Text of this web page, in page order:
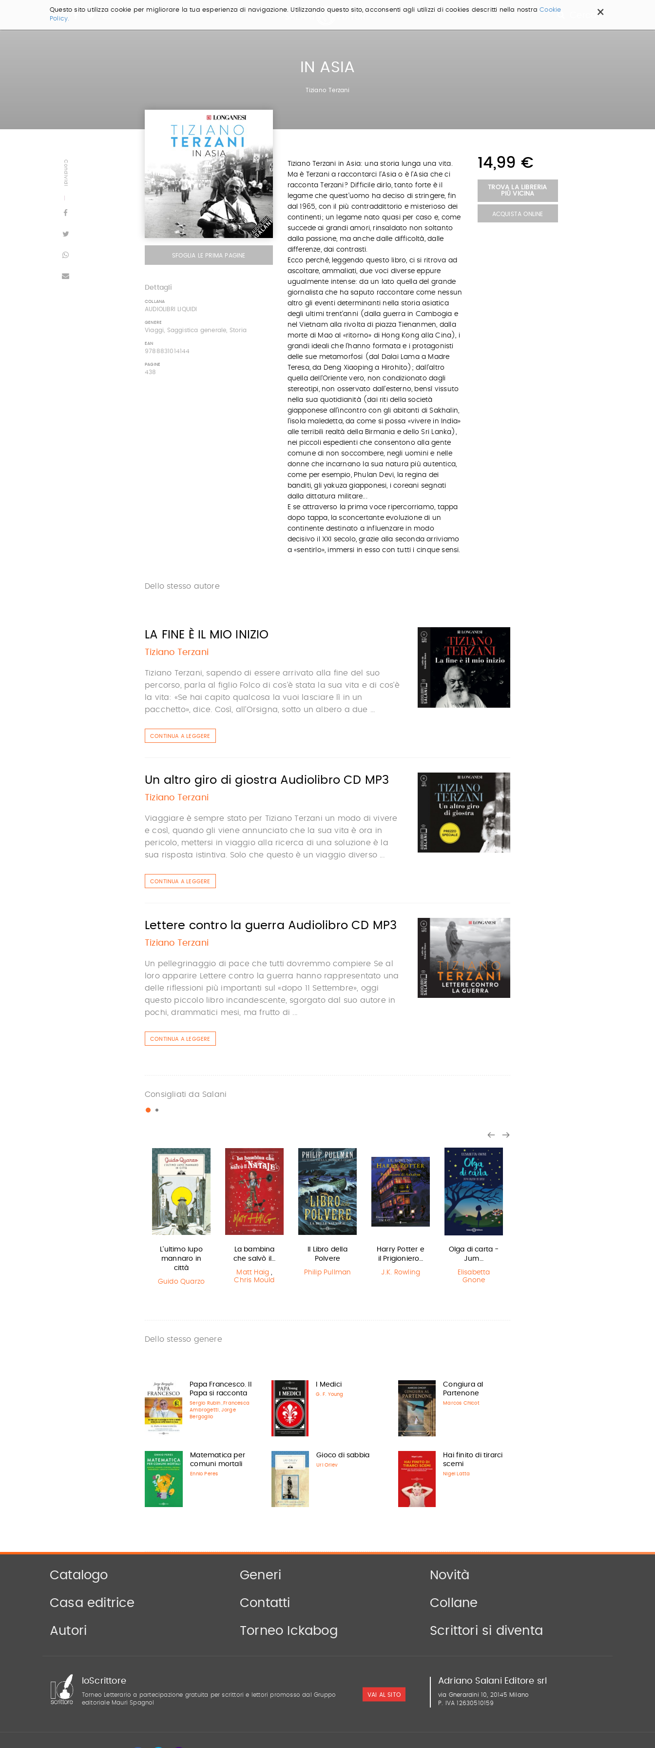
×
Questo sito utilizza cookie per migliorare la tua esperienza di navigazione. Utilizzando questo sito, acconsenti agli utilizzi di cookies descritti nella nostraCookie
Policy.
Cerca ...
IN ASIA
Tiziano Terzani
Condividi
SFOGLIA LE PRIMA PAGINE
Dettagli
COLLANA
AUDIOLIBRI LIQUIDI
GENERE
Viaggi, Saggistica generale, Storia
EAN
9788831014144
PAGINE
438
Tiziano Terzani in Asia: una storia lunga una vita.
Ma è Terzani a raccontarci l’Asia o è l’Asia che ci
racconta Terzani? Difficile dirlo, tanto forte è il
legame che quest’uomo ha deciso di stringere, fin
dal 1965, con il più contraddittorio e misterioso dei
continenti; un legame nato quasi per caso e, come
succede ai grandi amori, rinsaldato non soltanto
dalla passione, ma anche dalle difficoltà, dalle
differenze, dai contrasti.
Ecco perché, leggendo questo libro, ci si ritrova ad
ascoltare, ammaliati, due voci diverse eppure
ugualmente intense: da un lato quella del grande
giornalista che ha saputo raccontare come nessun
altro gli eventi determinanti nella storia asiatica
degli ultimi trent’anni (dalla guerra in Cambogia e
nel Vietnam alla rivolta di piazza Tienanmen, dalla
morte di Mao al «ritorno» di Hong Kong alla Cina), i
grandi ideali che l’hanno formata e i protagonisti
delle sue metamorfosi (dal Dalai Lama a Madre
Teresa, da Deng Xiaoping a Hirohito); dall’altro
quella dell’Oriente vero, non condizionato dagli
stereotipi, non osservato dall’esterno, bensì vissuto
nella sua quotidianità (dai riti della società
giapponese all’incontro con gli abitanti di Sakhalin,
l’isola maledetta, da come si possa «vivere in India»
alle terribili realtà della Birmania e dello Sri Lanka),
nei piccoli espedienti che consentono alla gente
comune di non soccombere, negli uomini e nelle
donne che incarnano la sua natura più autentica,
come per esempio, Phulan Devi, la regina dei
banditi, gli yakuza giapponesi, i coreani segnati
dalla dittatura militare...
E se attraverso la prima voce ripercorriamo, tappa
dopo tappa, la sconcertante evoluzione di un
continente destinato a influenzare in modo
decisivo il XXI secolo, grazie alla seconda arriviamo
a «sentirlo», immersi in esso con tutti i cinque sensi.
14,99 €
TROVA LA LIBRERIA
PIÙ VICINA
ACQUISTA ONLINE
Dello stesso autore
LA FINE È IL MIO INIZIO
Tiziano Terzani
Tiziano Terzani, sapendo di essere arrivato alla fine del suo
percorso, parla al figlio Folco di cos’è stata la sua vita e di cos’è
la vita: «Se hai capito qualcosa la vuoi lasciare lì in un
pacchetto», dice. Così, all’Orsigna, sotto un albero a due ...
CONTINUA A LEGGERE
Un altro giro di giostra Audiolibro CD MP3
Tiziano Terzani
Viaggiare è sempre stato per Tiziano Terzani un modo di vivere
e così, quando gli viene annunciato che la sua vita è ora in
pericolo, mettersi in viaggio alla ricerca di una soluzione è la
sua risposta istintiva. Solo che questo è un viaggio diverso ...
CONTINUA A LEGGERE
Lettere contro la guerra Audiolibro CD MP3
Tiziano Terzani
Un pellegrinaggio di pace che tutti dovremmo compiere Se al
loro apparire Lettere contro la guerra hanno rappresentato una
delle riflessioni più importanti sul «dopo 11 Settembre», oggi
questo piccolo libro incandescente, sgorgato dal suo autore in
pochi, drammatici mesi, ma frutto di ...
CONTINUA A LEGGERE
Consigliati da Salani
L'ultimo lupo
mannaro in
città
Guido Quarzo
La bambina
che salvò il…
Matt Haig ,
Chris Mould
Il Libro della
Polvere
Philip Pullman
Harry Potter e
il Prigioniero…
J.K. Rowling
Olga di carta -
Jum…
Elisabetta
Gnone
Dello stesso genere
Papa Francesco. Il
Papa si racconta
Sergio Rubin , Francesca
Ambrogetti , Jorge
Bergoglio
I Medici
G. F. Young
Congiura al
Partenone
Marcos Chicot
Matematica per
comuni mortali
Ennio Peres
Gioco di sabbia
Uri Orlev
Hai finito di tirarci
scemi
Nigel Latta
Catalogo Generi Novità
Casa editrice Contatti Collane
Autori Torneo Ickabog Scrittori si diventa
IoScrittore
Torneo Letterario a partecipazione gratuita per scrittori e lettori promosso dal Gruppo
editoriale Mauri Spagnol
VAI AL SITO
Adriano Salani Editore srl
via Gherardini 10, 20145 Milano
P. IVA 12630510159